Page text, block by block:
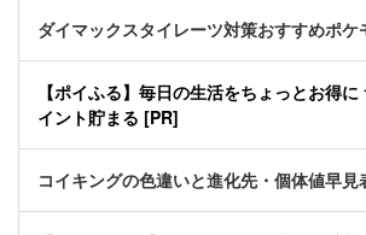
ダイマックスタイレーツ対策おすすめポケ
【ポイふる】毎日の生活をちょっとお得
イント貯まる [PR]
コイキングの色違いと進化先・個体値早見